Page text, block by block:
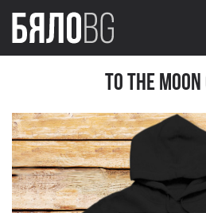
To the